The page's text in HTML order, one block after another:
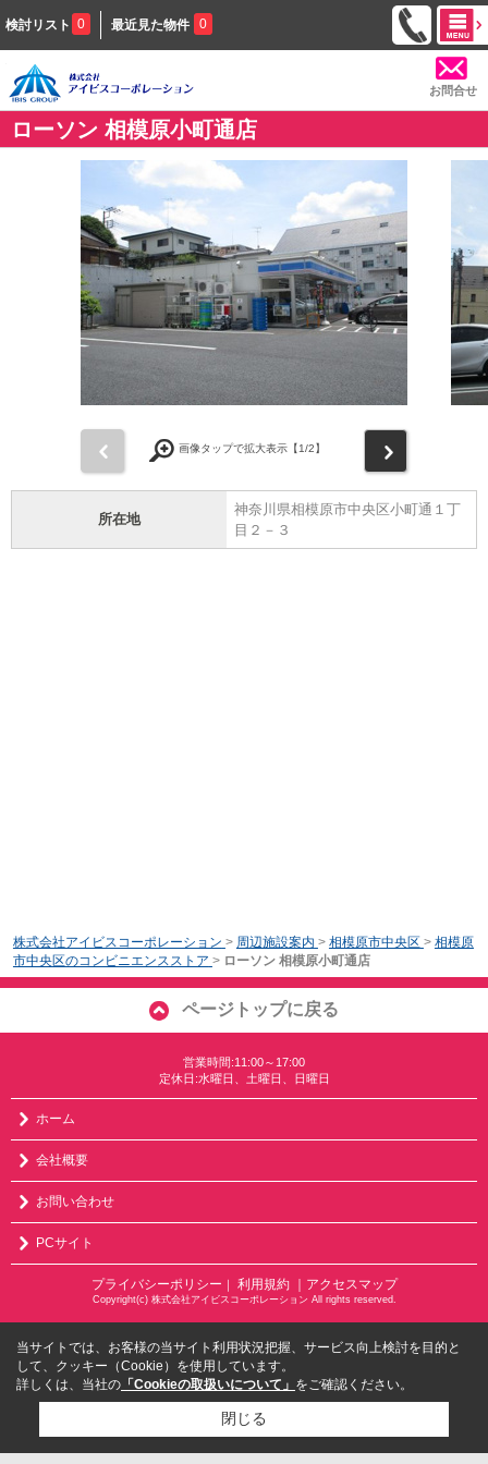
検討リスト 0 最近見た物件 0
お問合せ
ローソン 相模原小町通店
画像タップで拡大表示【1/2】
所在地
神奈川県相模原市中央区小町通１丁
目２－３
株式会社アイビスコーポレーション > 周辺施設案内 > 相模原市中央区 > 相模原
市中央区のコンビニエンスストア > ローソン 相模原小町通店
ページトップに戻る
営業時間:11:00～17:00
定休日:水曜日、土曜日、日曜日
ホーム
会社概要
お問い合わせ
PCサイト
プライバシーポリシー ｜ 利用規約 ｜アクセスマップ
Copyright(c) 株式会社アイビスコーポレーション All rights reserved.
当サイトでは、お客様の当サイト利用状況把握、サービス向上検討を目的と
して、クッキー（Cookie）を使用しています。
詳しくは、当社の 「Cookieの取扱いについて」 をご確認ください。
閉じる